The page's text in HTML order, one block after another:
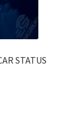
STATUS